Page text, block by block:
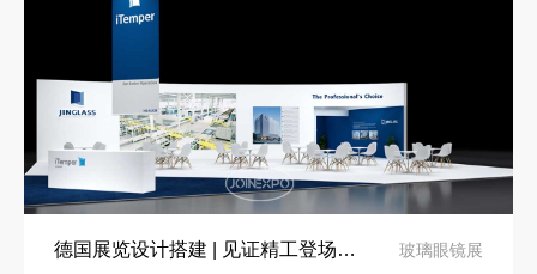
德国展览设计搭建 | 见证精工登场玻璃工业展览会 Glasstec 2024 玻璃眼镜展